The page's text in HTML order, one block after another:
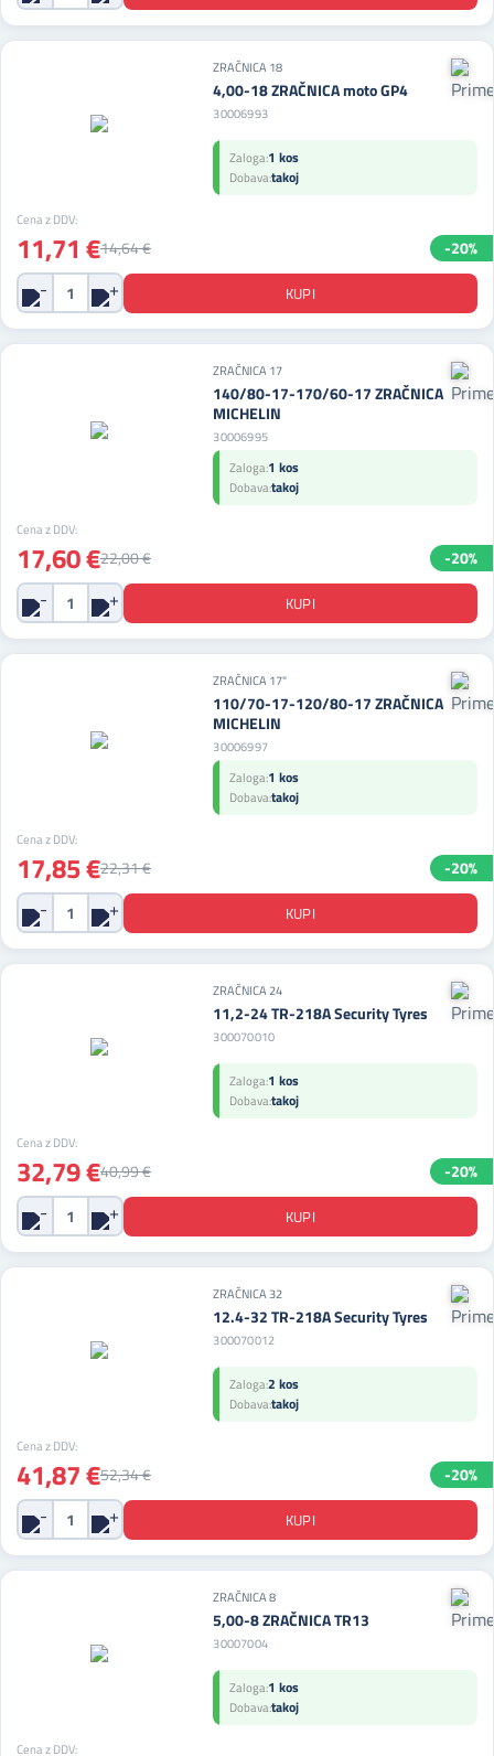
ZRAČNICA 18
4,00-18 ZRAČNICA moto GP4
30006993
Zaloga:1 kos
Dobava:takoj
Cena z DDV:
11,71 €14,64 € -20%
ZRAČNICA 17
140/80-17-170/60-17 ZRAČNICA
MICHELIN
30006995
Zaloga:1 kos
Dobava:takoj
Cena z DDV:
17,60 €22,00 € -20%
ZRAČNICA 17"
110/70-17-120/80-17 ZRAČNICA
MICHELIN
30006997
Zaloga:1 kos
Dobava:takoj
Cena z DDV:
17,85 €22,31 € -20%
ZRAČNICA 24
11,2-24 TR-218A Security Tyres
300070010
Zaloga:1 kos
Dobava:takoj
Cena z DDV:
32,79 €40,99 € -20%
ZRAČNICA 32
12.4-32 TR-218A Security Tyres
300070012
Zaloga:2 kos
Dobava:takoj
Cena z DDV:
41,87 €52,34 € -20%
ZRAČNICA 8
5,00-8 ZRAČNICA TR13
30007004
Zaloga:1 kos
Dobava:takoj
Cena z DDV: